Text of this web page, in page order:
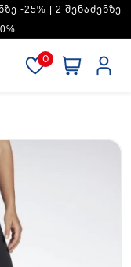
-25% | 2 ᲨᲔᲜᲐᲫᲔᲜᲖᲔ
0